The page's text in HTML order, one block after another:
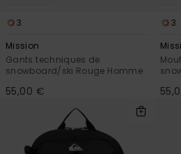
3
Mission
Gants techniques de
snowboard/ski Rouge Homme
55,00 €
3